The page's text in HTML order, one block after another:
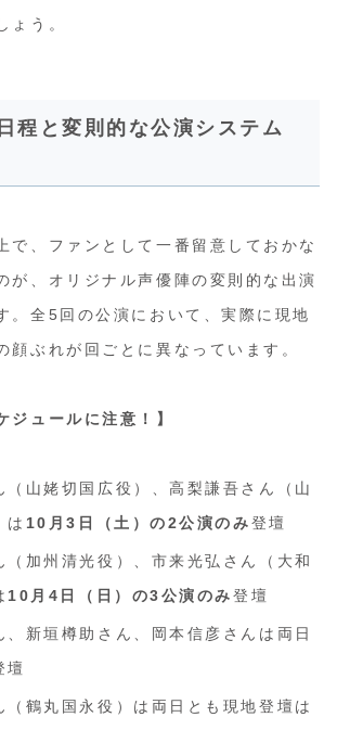
ょう。
程と変則的な公演システム
で、ファンとして一番留意しておかな
が、オリジナル声優陣の変則的な出演
。全5回の公演において、実際に現地
顔ぶれが回ごとに異なっています。
ジュールに注意！】
（山姥切国広役）、高梨謙吾さん（山
は 10月3日（土）の2公演のみ登壇
（加州清光役）、市来光弘さん（大和
10月4日（日）の3公演のみ登壇
、新垣樽助さん、岡本信彦さんは両日
壇
（鶴丸国永役）は両日とも現地登壇は